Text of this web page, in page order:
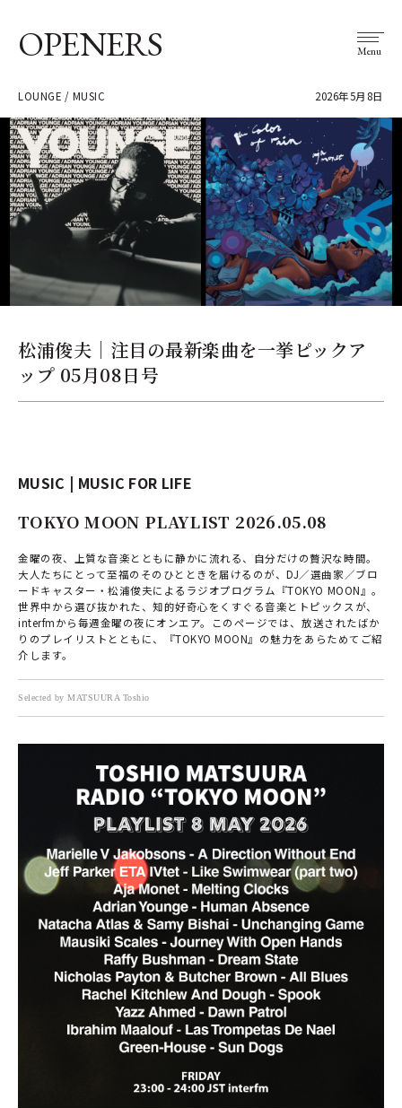
OPENERS Menu
LOUNGE / MUSIC 2026年5月8日
松浦俊夫｜注目の最新楽曲を一挙ピックア
ップ 05月08日号
MUSIC | MUSIC FOR LIFE
TOKYO MOON PLAYLIST 2026.05.08
金曜の夜、上質な音楽とともに静かに流れる、自分だけの贅沢な時間。
大人たちにとって至福のそのひとときを届けるのが、DJ／選曲家／ブロ
ードキャスター・松浦俊夫によるラジオプログラム『TOKYO MOON』。
世界中から選び抜かれた、知的好奇心をくすぐる音楽とトピックスが、
interfmから毎週金曜の夜にオンエア。このページでは、放送されたばか
りのプレイリストとともに、『TOKYO MOON』の魅力をあらためてご紹
介します。
Selected by MATSUURA Toshio